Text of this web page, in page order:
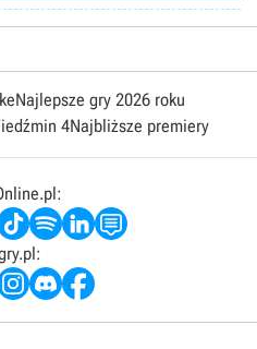
Najlepsze gry 2026 roku
4Najbliższe premiery